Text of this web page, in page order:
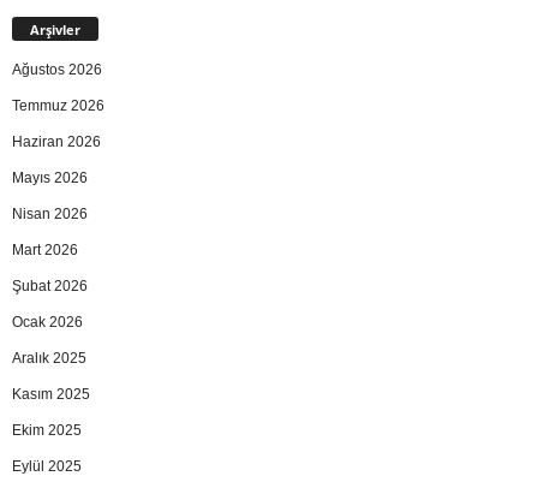
Arşivler
Ağustos 2026
Temmuz 2026
Haziran 2026
Mayıs 2026
Nisan 2026
Mart 2026
Şubat 2026
Ocak 2026
Aralık 2025
Kasım 2025
Ekim 2025
Eylül 2025